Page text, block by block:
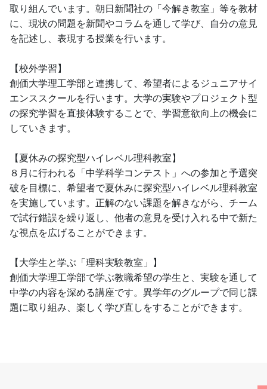
取り組んでいます。朝日新聞社の「今解き教室」等を教材
に、現状の問題を新聞やコラムを通して学び、自分の意見
を記述し、表現する授業を行います。
【校外学習】
創価大学理工学部と連携して、希望者によるジュニアサイ
エンススクールを行います。大学の実験やプロジェクト型
の探究学習を直接体験することで、学習意欲向上の機会に
していきます。
【夏休みの探究型ハイレベル理科教室】
８月に行われる「中学科学コンテスト」への参加と予選突
破を目標に、希望者で夏休みに探究型ハイレベル理科教室
を実施しています。正解のない課題を解きながら、チーム
で試行錯誤を繰り返し、他者の意見を受け入れる中で新た
な視点を広げることができます。
【大学生と学ぶ「理科実験教室」】
創価大学理工学部で学ぶ教職希望の学生と、実験を通して
中学の内容を深める講座です。異学年のグループで同じ課
題に取り組み、楽しく学び直しをすることができます。